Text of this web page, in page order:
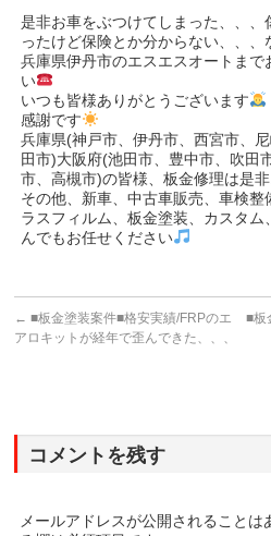
是非お車をぶつけてしまった、、
ったけど保険とか分からない、、、
兵庫県伊丹市のエスエスオートまで
い
いつも皆様ありがとうございます
感謝です
兵庫県(神戸市、伊丹市、西宮市、
田市)大阪府(池田市、豊中市、吹田
市、高槻市)の皆様、板金修理は是
その他、新車、中古車販売、車検
ラスフィルム、板金塗装、カスタ
んでもお任せください
← ■板金塗装案件■格安実績/FRPのエ
アロキットが経年で歪んできた、、、
■板
コメントを残す
メールアドレスが公開されることは